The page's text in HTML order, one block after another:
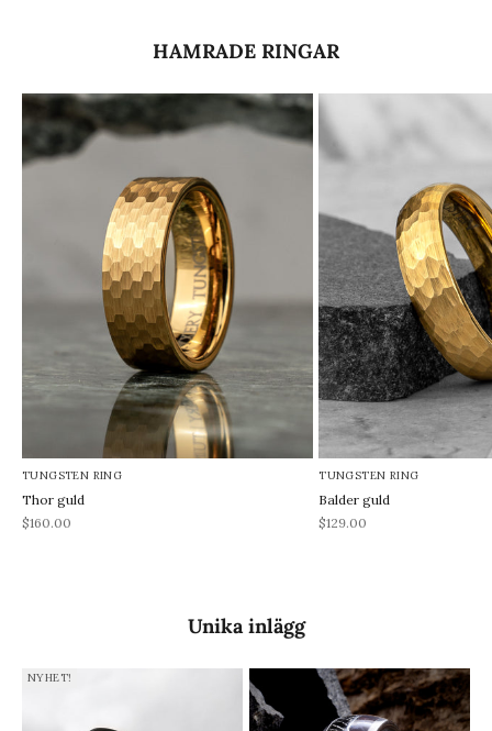
HAMRADE RINGAR
TUNGSTEN RING
Thor guld
REA-pris
$160.00
TUNGSTEN RING
Balder guld
REA-pris
$129.00
Unika inlägg
NYHET!